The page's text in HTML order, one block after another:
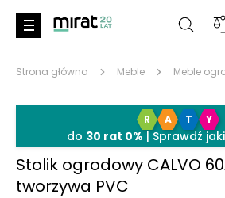
Strona główna Meble Meble
6%
R A T Y
do 30 rat 0% | Sprawdź
Stolik ogrodowy CALVO
tworzywa PVC